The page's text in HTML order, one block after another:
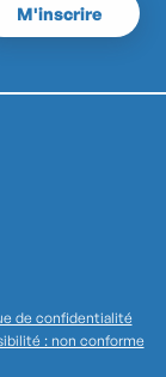
M'inscrire
de confidentialité
: non conforme